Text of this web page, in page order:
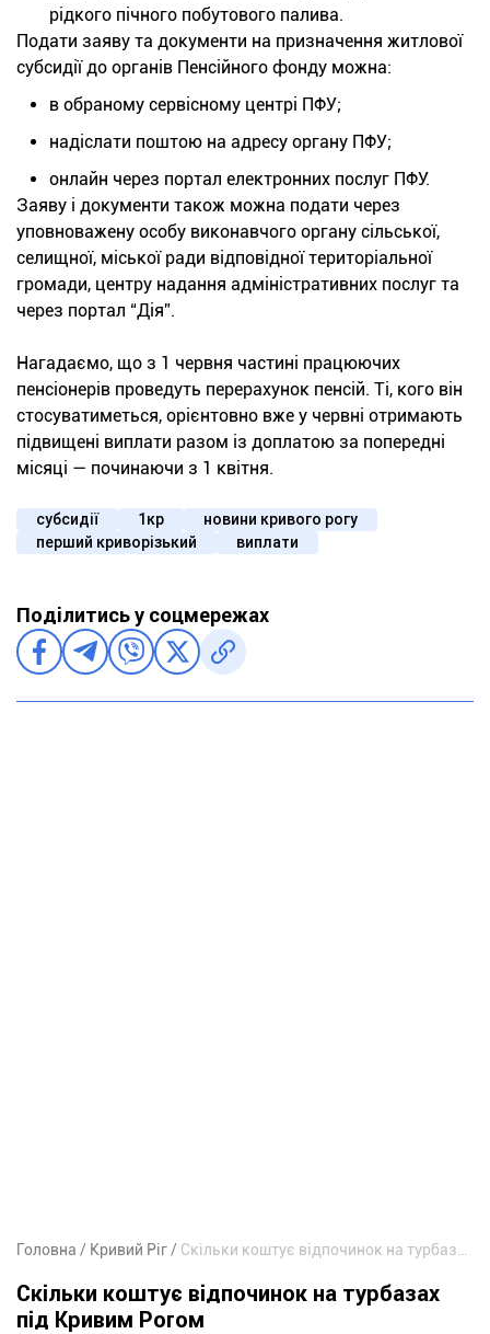
рідкого пічного побутового палива.
Подати заяву та документи на призначення житлової
субсидії до органів Пенсійного фонду можна:
в обраному сервісному центрі ПФУ;
надіслати поштою на адресу органу ПФУ;
онлайн через портал електронних послуг ПФУ.
Заяву і документи також можна подати через
уповноважену особу виконавчого органу сільської,
селищної, міської ради відповідної територіальної
громади, центру надання адміністративних послуг та
через портал “Дія”.
Нагадаємо, що з 1 червня частині працюючих
пенсіонерів проведуть перерахунок пенсій. Ті, кого він
стосуватиметься, орієнтовно вже у червні отримають
підвищені виплати разом із доплатою за попередні
місяці — починаючи з 1 квітня.
субсидії 1кр
новини кривого рогу
перший криворізький
виплати
Поділитись у соцмережах
Головна Кривий Ріг
Скільки коштує відпочинок на турбазах
під Кривим Рогом